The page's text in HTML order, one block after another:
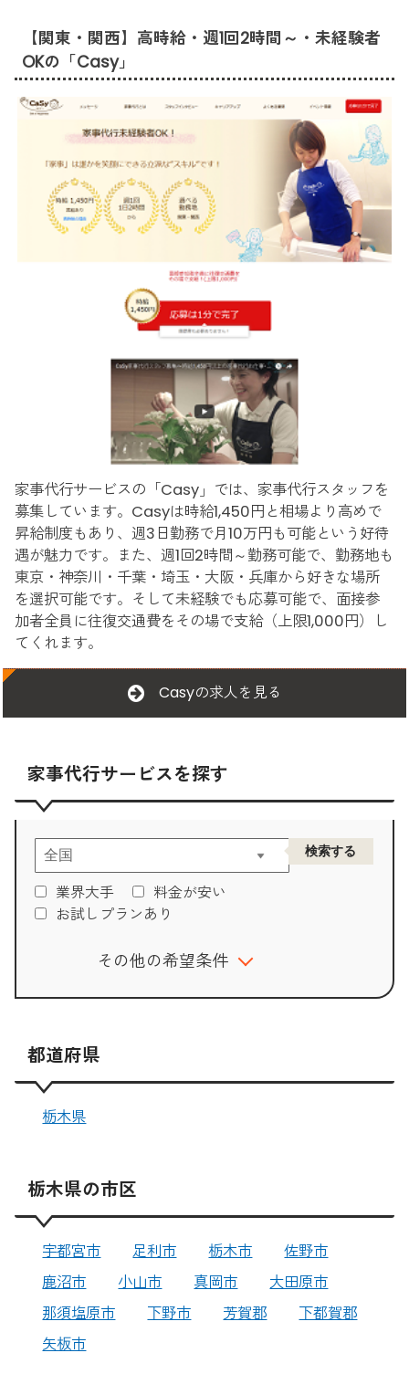
【関東・関西】高時給・週1回2時間～・未経験者
OKの「Casy」
家事代行サービスの「Casy」では、家事代行スタッフを
募集しています。Casyは時給1,450円と相場より高めで
昇給制度もあり、週3日勤務で月10万円も可能という好待
遇が魅力です。また、週1回2時間～勤務可能で、勤務地も
東京・神奈川・千葉・埼玉・大阪・兵庫から好きな場所
を選択可能です。そして未経験でも応募可能で、面接参
加者全員に往復交通費をその場で支給（上限1,000円）し
てくれます。
Casyの求人を見る
家事代行サービスを探す
業界大手
料金が安い
お試しプランあり
その他の希望条件
都道府県
栃木県
栃木県の市区
宇都宮市 足利市 栃木市
佐野市
鹿沼市
小山市 真岡市
大田原市
那須塩原市
下野市 芳賀郡
下都賀郡
矢板市